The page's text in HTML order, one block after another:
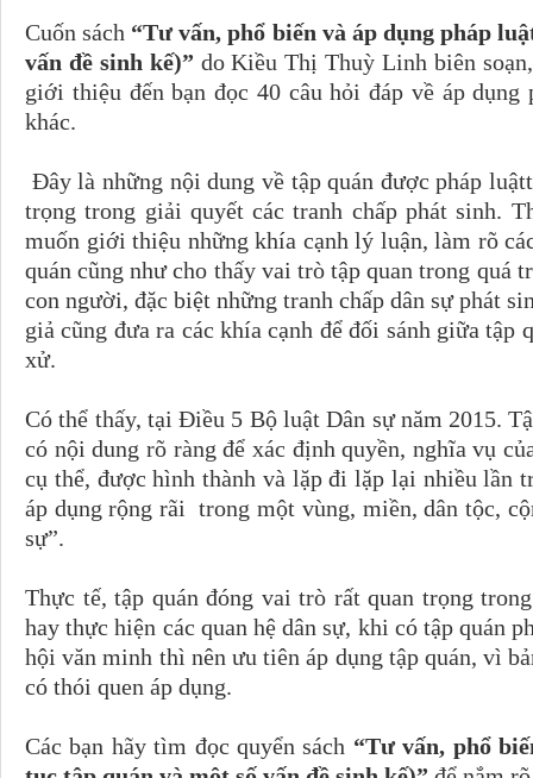
Cuốn sách “Tư vấn, phổ biến và áp dụng pháp
vấn đề sinh kế)” do Kiều Thị Thuỳ Linh biên
giới thiệu đến bạn đọc 40 câu hỏi đáp về áp
khác.
Đây là những nội dung về tập quán được pháp
trọng trong giải quyết các tranh chấp phát sinh.
muốn giới thiệu những khía cạnh lý luận, làm rõ
quán cũng như cho thấy vai trò tập quan trong quá
con người, đặc biệt những tranh chấp dân sự phát
giả cũng đưa ra các khía cạnh để đối sánh giữa
xử.
Có thể thấy, tại Điều 5 Bộ luật Dân sự năm 2015.
có nội dung rõ ràng để xác định quyền, nghĩa vụ
cụ thể, được hình thành và lặp đi lặp lại nhiều lần
áp dụng rộng rãi trong một vùng, miền, dân tộc,
sự”.
Thực tế, tập quán đóng vai trò rất quan trọng
hay thực hiện các quan hệ dân sự, khi có tập quán
hội văn minh thì nên ưu tiên áp dụng tập quán, vì
có thói quen áp dụng.
Các bạn hãy tìm đọc quyển sách “Tư vấn, phổ